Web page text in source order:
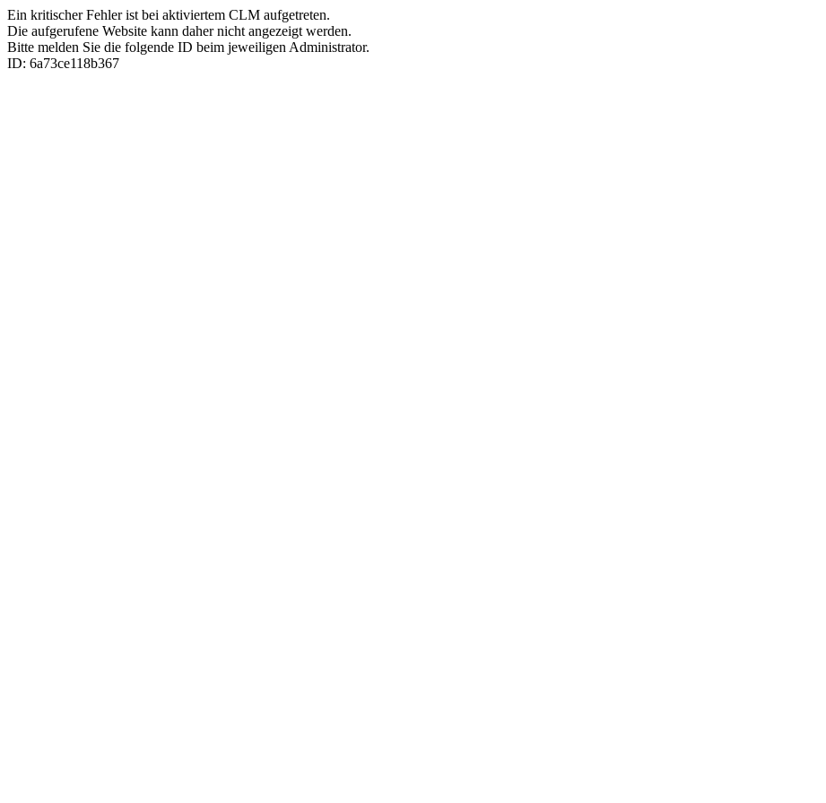
Ein kritischer Fehler ist bei aktiviertem CLM aufgetreten.
Die aufgerufene Website kann daher nicht angezeigt werden.
Bitte melden Sie die folgende ID beim jeweiligen Administrator.
ID: 6a73ce118b367